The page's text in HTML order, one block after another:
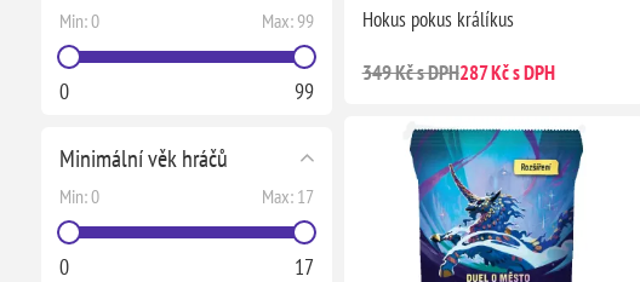
Min:0 Max: 99
0 99
Minimální věk hráčů
Min:0 Max: 17
0 17
Hokus pokus králíkus
349 Kč s DPH287 Kč s DPH